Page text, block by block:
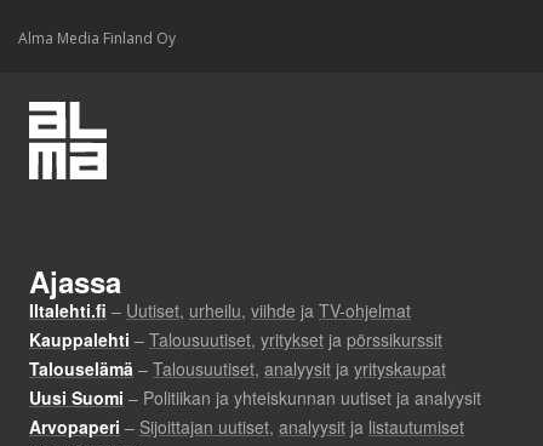
Alma Media Finland Oy